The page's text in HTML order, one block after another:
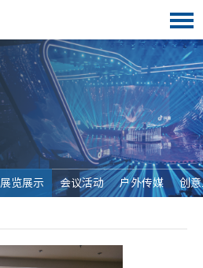
展览展示 会议活动 户外传媒 创